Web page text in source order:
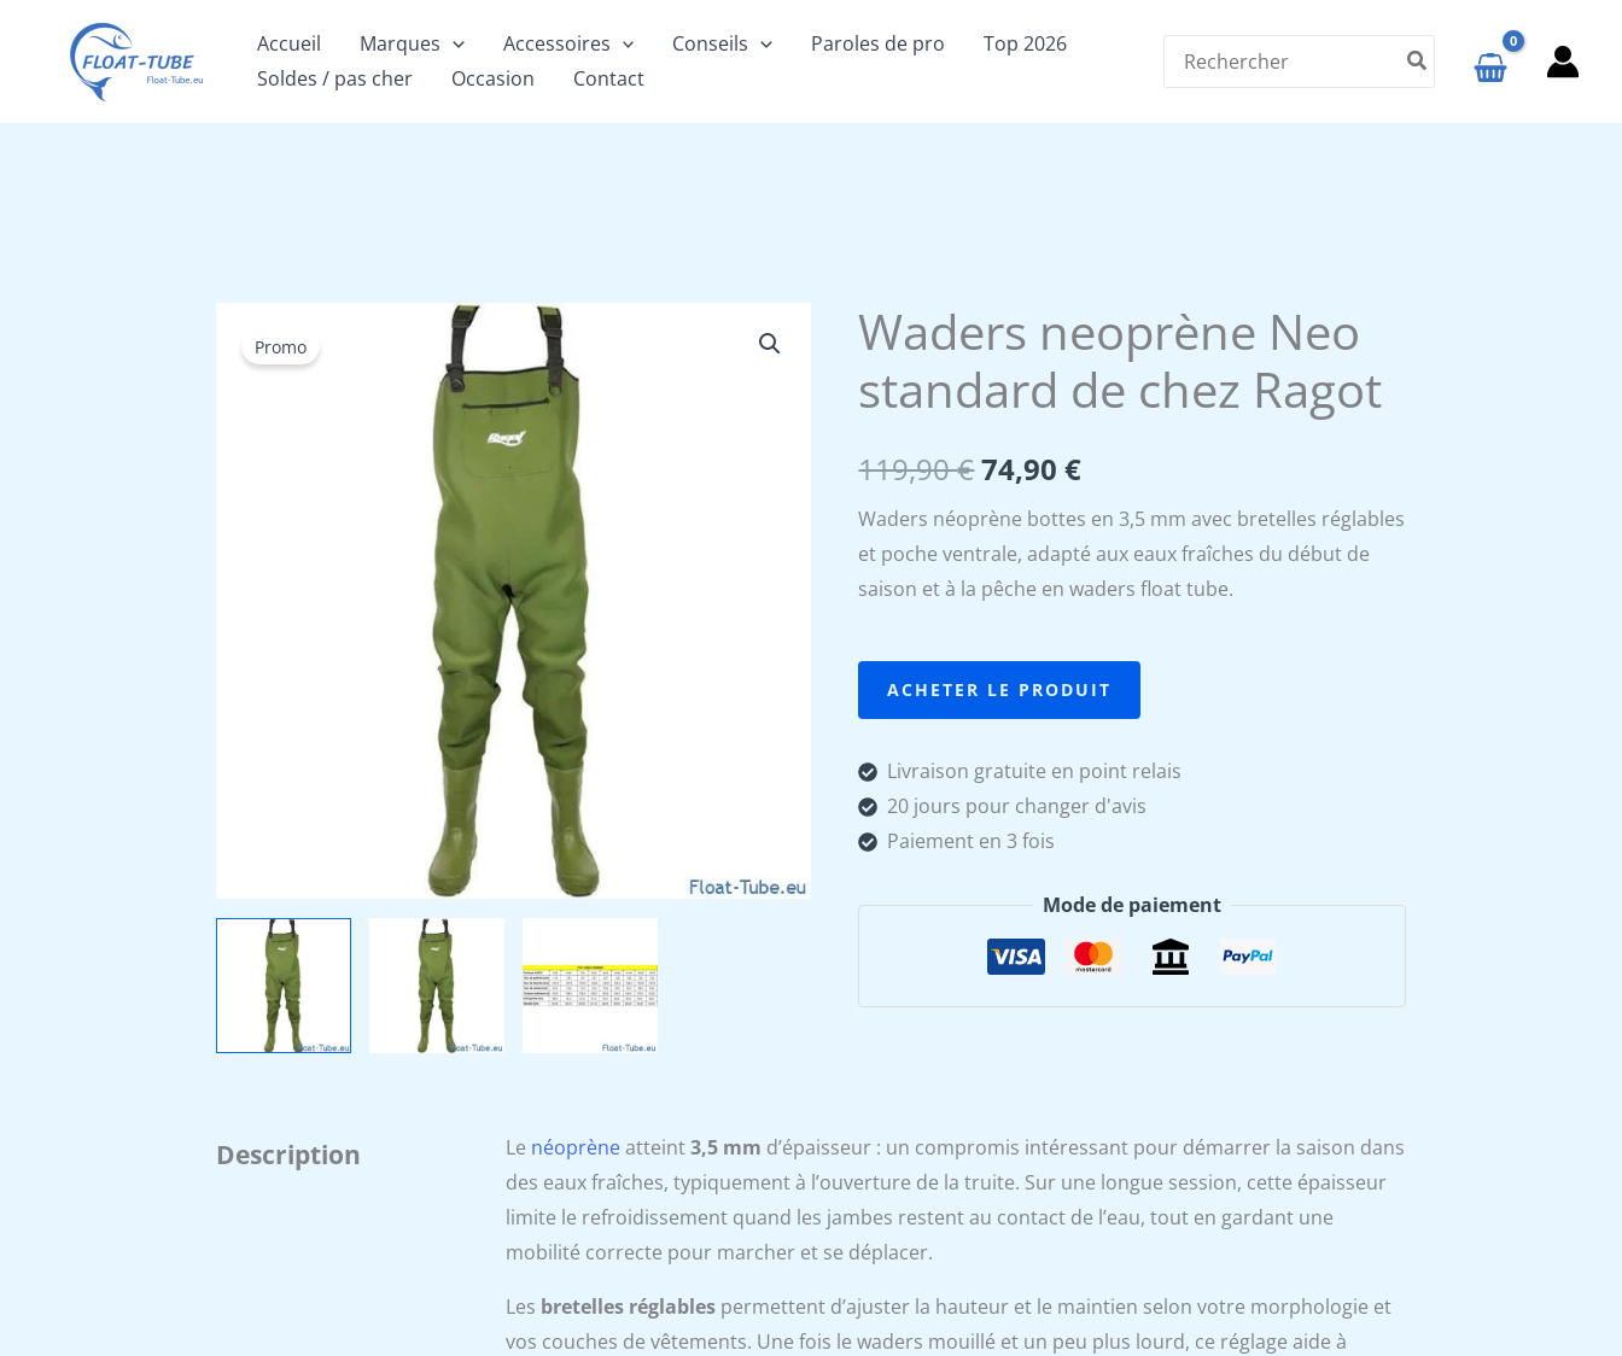
Accueil Marques Accessoires Conseils Paroles de pro
Top 2026
Soldes / pas cher
Occasion Contact
Search
for:
Promo
Waders neoprène Neo
standard de chez Ragot
119,90€Le
prix
initial
119,90 €.
74,90€Le
prix
actuel
74,90 €.
Waders néoprène bottes en 3,5 mm avec bretelles réglables
et poche ventrale, adapté aux eaux fraîches du début de
saison et à la pêche en waders float tube.
ACHETER LE PRODUIT
Livraison gratuite en point relais
20 jours pour changer d'avis
Paiement en 3 fois
Mode de paiement
Description Le néoprèneatteint3,5 mm d’épaisseur : un compromis intéressant pour démarrer la saison dans
des eaux fraîches, typiquement à l’ouverture de la truite. Sur une longue session, cette épaisseur
limite le refroidissement quand les jambes restent au contact de l’eau, tout en gardant une
mobilité correcte pour marcher et se déplacer.
Les bretelles réglablespermettent d’ajuster la hauteur et le maintien selon votre morphologie et
vos couches de vêtements. Une fois le waders mouillé et un peu plus lourd, ce réglage aide à